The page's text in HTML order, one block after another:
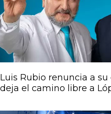
Luis Rubio renuncia a
deja el camino libre a